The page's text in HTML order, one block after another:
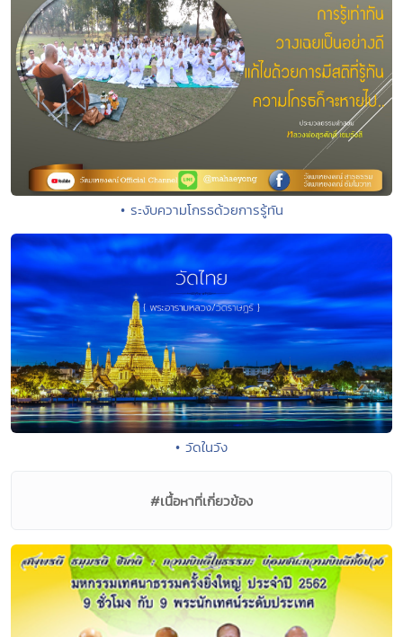
• ระงับความโกรธด้วยการรู้ทัน
• วัดในวัง
#เนื้อหาที่เกี่ยวข้อง